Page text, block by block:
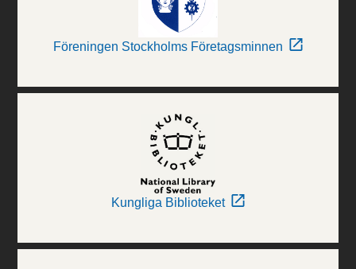
Föreningen Stockholms Företagsminnen
Kungliga Biblioteket